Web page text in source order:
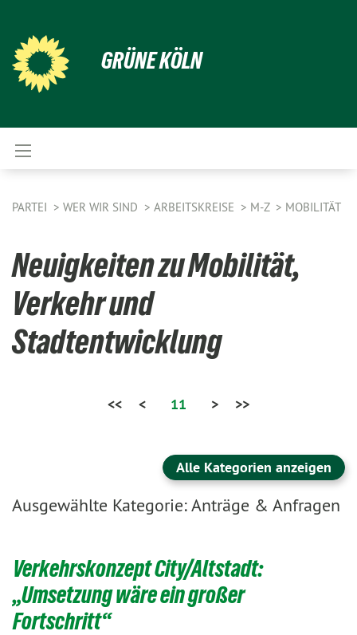
GRÜNE KÖLN
PARTEI WER WIR SIND ARBEITSKREISE M-Z MOBILITÄT
Neuigkeiten zu Mobilität,
Verkehr und
Stadtentwicklung
<< < 11 > >>
Alle Kategorien anzeigen
Ausgewählte Kategorie: Anträge & Anfragen
Verkehrskonzept City/Altstadt:
„Umsetzung wäre ein großer
Fortschritt“